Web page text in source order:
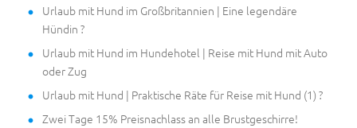
Urlaub mit Hund im Großbritannien | Eine legendäre
Hündin ?
Urlaub mit Hund im Hundehotel | Reise mit Hund mit Auto
oder Zug
Urlaub mit Hund | Praktische Räte für Reise mit Hund (1) ?
Zwei Tage 15% Preisnachlass an alle Brustgeschirre!